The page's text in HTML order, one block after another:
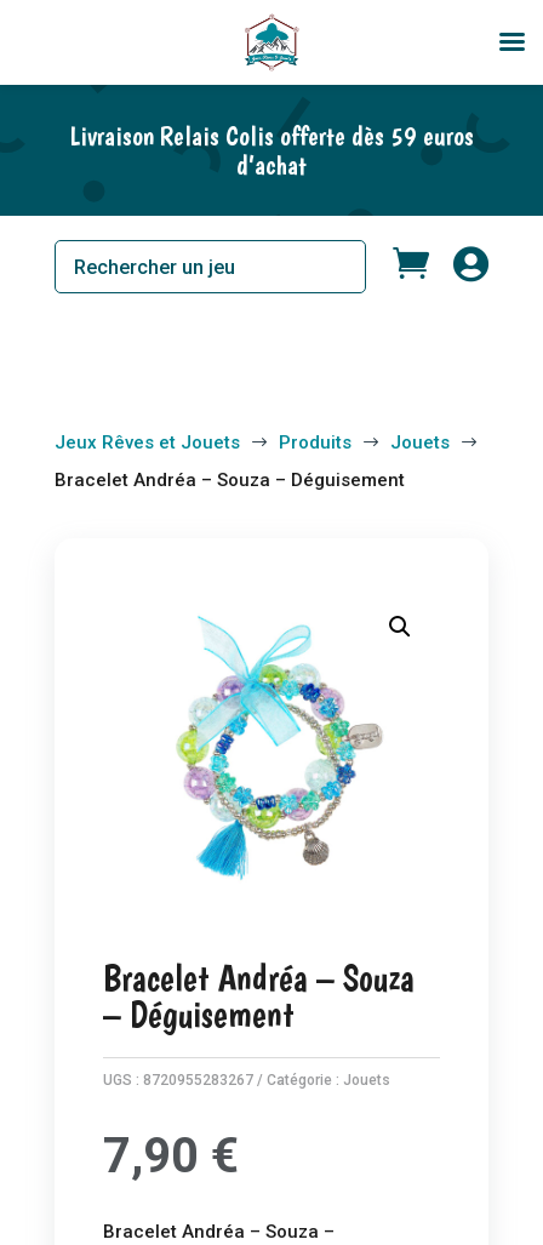
Livraison Relais Colis offerte dès 59 euros
d’achat
 
Jeux Rêves et Jouets $ Produits $ Jouets $
Bracelet Andréa – Souza – Déguisement
Bracelet Andréa – Souza
– Déguisement
UGS : 8720955283267 Catégorie : Jouets
7,90 €
Bracelet Andréa – Souza –